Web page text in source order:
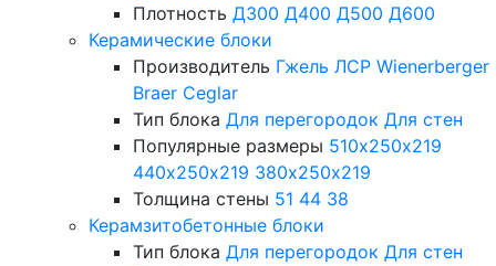
Плотность Д300 Д400 Д500 Д600
Керамические блоки
Производитель Гжель ЛСР Wienerberger
Braer Ceglar
Тип блока Для перегородок Для стен
Популярные размеры 510х250х219
440х250х219 380х250х219
Толщина стены 51 44 38
Керамзитобетонные блоки
Тип блока Для перегородок Для стен